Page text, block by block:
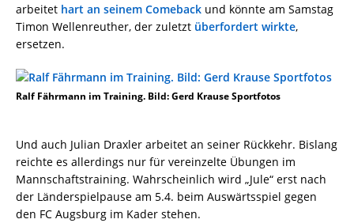
arbeitet hart an seinem Comeback und könnte am Samstag
Timon Wellenreuther, der zuletzt überfordert wirkte,
ersetzen.
Ralf Fährmann im Training. Bild: Gerd Krause Sportfotos
Und auch Julian Draxler arbeitet an seiner Rückkehr. Bislang
reichte es allerdings nur für vereinzelte Übungen im
Mannschaftstraining. Wahrscheinlich wird „Jule“ erst nach
der Länderspielpause am 5.4. beim Auswärtsspiel gegen
den FC Augsburg im Kader stehen.